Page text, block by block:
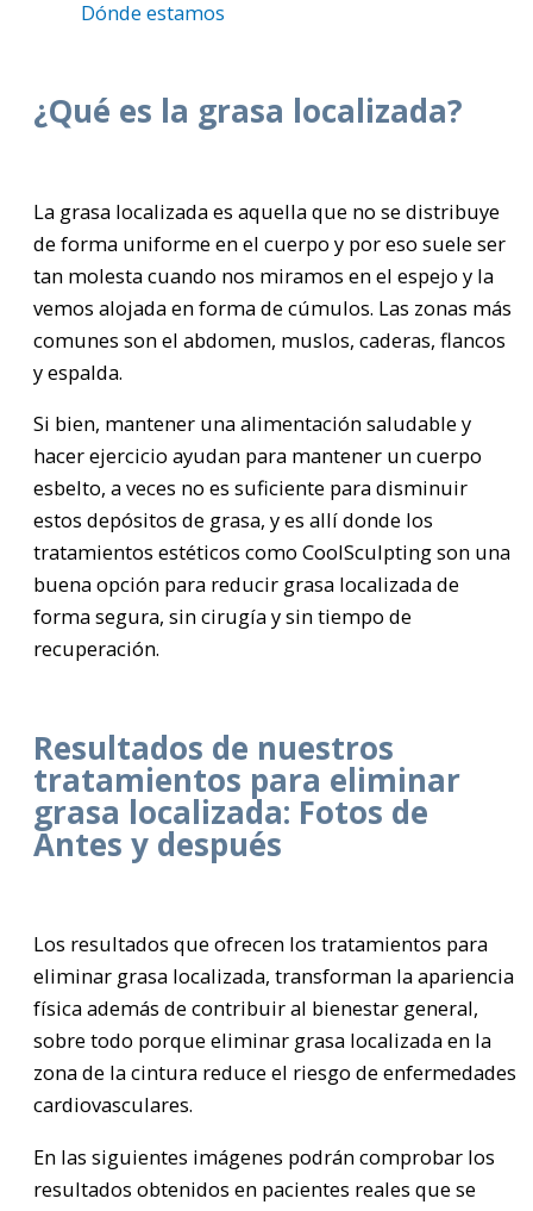
Dónde estamos
¿Qué es la grasa localizada?
La grasa localizada es aquella que no se distribuye
de forma uniforme en el cuerpo y por eso suele ser
tan molesta cuando nos miramos en el espejo y la
vemos alojada en forma de cúmulos. Las zonas más
comunes son el abdomen, muslos, caderas, flancos
y espalda.
Si bien, mantener una alimentación saludable y
hacer ejercicio ayudan para mantener un cuerpo
esbelto, a veces no es suficiente para disminuir
estos depósitos de grasa, y es allí donde los
tratamientos estéticos como CoolSculpting son una
buena opción para reducir grasa localizada de
forma segura, sin cirugía y sin tiempo de
recuperación.
Resultados de nuestros
tratamientos para eliminar
grasa localizada: Fotos de
Antes y después
Los resultados que ofrecen los tratamientos para
eliminar grasa localizada, transforman la apariencia
física además de contribuir al bienestar general,
sobre todo porque eliminar grasa localizada en la
zona de la cintura reduce el riesgo de enfermedades
cardiovasculares.
En las siguientes imágenes podrán comprobar los
resultados obtenidos en pacientes reales que se